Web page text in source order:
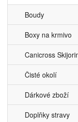
Boudy
Boxy na krmivo
Canicross
Čisté okolí
Dárkové zboží
Doplňky stravy